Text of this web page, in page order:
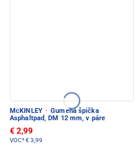
McKINLEY · Gumená špička
Asphaltpad, DM 12 mm, v páre
€ 2,99
VOC*€ 3,99